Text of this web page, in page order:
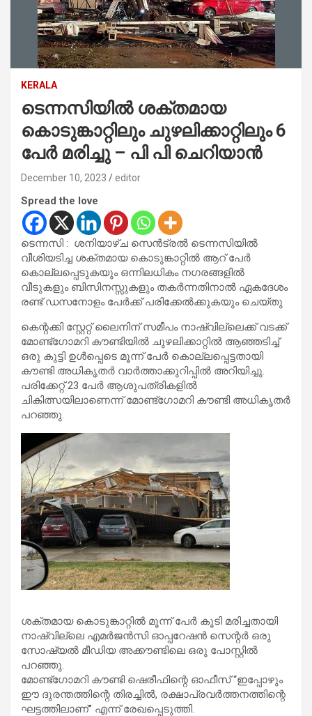
KERALA
ടെന്നസിയിൽ ശക്തമായ
കൊടുങ്കാറ്റിലും ചുഴലിക്കാറ്റിലും 6
പേർ മരിച്ചു – പി പി ചെറിയാൻ
December 10, 2023 editor
Spread the love
ടെന്നസി : ശനിയാഴ്ച സെൻട്രൽ ടെന്നസിയിൽ
വീശിയടിച്ച ശക്തമായ കൊടുങ്കാറ്റിൽ ആറ് പേർ
കൊല്ലപ്പെടുകയും ഒന്നിലധികം നഗരങ്ങളിൽ
വീടുകളും ബിസിനസ്സുകളും തകർന്നതിനാൽ ഏകദേശം
രണ്ട് ഡസനോളം പേർക്ക് പരിക്കേൽക്കുകയും ചെയ്തു
കെന്റക്കി സ്റ്റേറ്റ് ലൈനിന് സമീപം നാഷ്‌വില്ലെക്ക് വടക്ക്
മോണ്ട്‌ഗോമറി കൗണ്ടിയിൽ ചുഴലിക്കാറ്റിൽ ആഞ്ഞടിച്ച്
ഒരു കുട്ടി ഉൾപ്പെടെ മൂന്ന് പേർ കൊല്ലപ്പെട്ടതായി
കൗണ്ടി അധികൃതർ വാർത്താക്കുറിപ്പിൽ അറിയിച്ചു.
പരിക്കേറ്റ് 23 പേർ ആശുപത്രികളിൽ
ചികിത്സയിലാണെന്ന് മോണ്ട്ഗോമറി കൗണ്ടി അധികൃതർ
പറഞ്ഞു.
ശക്തമായ കൊടുങ്കാറ്റിൽ മൂന്ന് പേർ കൂടി മരിച്ചതായി
നാഷ്‌വില്ലെ എമർജൻസി ഓപ്പറേഷൻ സെന്റർ ഒരു
സോഷ്യൽ മീഡിയ അക്കൗണ്ടിലെ ഒരു പോസ്റ്റിൽ
പറഞ്ഞു.
മോണ്ട്‌ഗോമറി കൗണ്ടി ഷെരീഫിന്റെ ഓഫീസ് “ഇപ്പോഴും
ഈ ദുരന്തത്തിന്റെ തിരച്ചിൽ, രക്ഷാപ്രവർത്തനത്തിന്റെ
ഘട്ടത്തിലാണ്” എന്ന് രേഖപ്പെടുത്തി.